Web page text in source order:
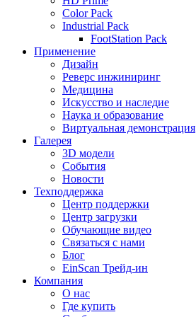
Color Pack
Industrial Pack
FootStation Pack
Применение
Дизайн
Реверс инжиниринг
Медицина
Искусство и наследие
Наука и образование
Виртуальная демонстрация
Галерея
3D модели
События
Новости
Техподдержка
Центр поддержки
Центр загрузки
Обучающие видео
Связаться с нами
Блог
EinScan Трейд-ин
Компания
О нас
Где купить